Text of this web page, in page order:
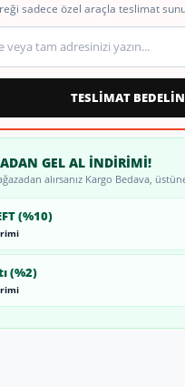
sadece özel araçla teslimat
montaj adresi
TESLİMAT
GEL AL İNDIRIMI!
alırsanız Kargo Bedava,
(%10)
(%2)